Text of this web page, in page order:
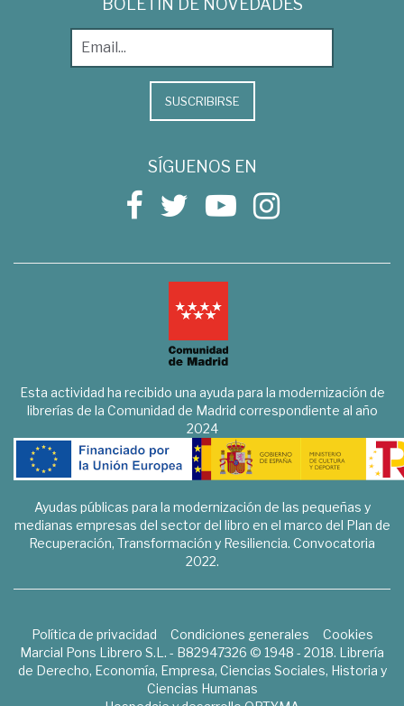
BOLETÍN DE NOVEDADES
SUSCRIBIRSE
SÍGUENOS EN
Esta actividad ha recibido una ayuda para la modernización de
librerías de la Comunidad de Madrid correspondiente al año
2024
Ayudas públicas para la modernización de las pequeñas y
medianas empresas del sector del libro en el marco del Plan de
Recuperación, Transformación y Resiliencia. Convocatoria
2022.
Política de privacidad Condiciones generales
Cookies
Marcial Pons Librero S.L. - B82947326 © 1948 - 2018. Librería
de Derecho, Economía, Empresa, Ciencias Sociales, Historia y
Ciencias Humanas